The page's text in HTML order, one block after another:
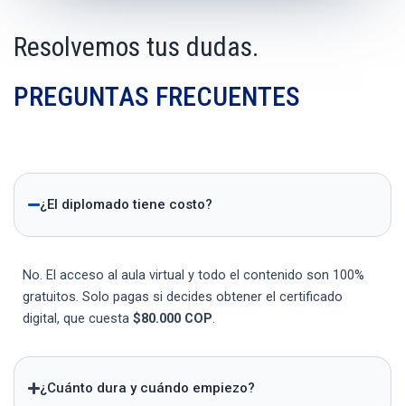
Resolvemos tus dudas.
PREGUNTAS FRECUENTES
¿El diplomado tiene costo?
No. El acceso al aula virtual y todo el contenido son 100%
gratuitos. Solo pagas si decides obtener el certificado
digital, que cuesta $80.000 COP
¿Cuánto dura y cuándo empiezo?